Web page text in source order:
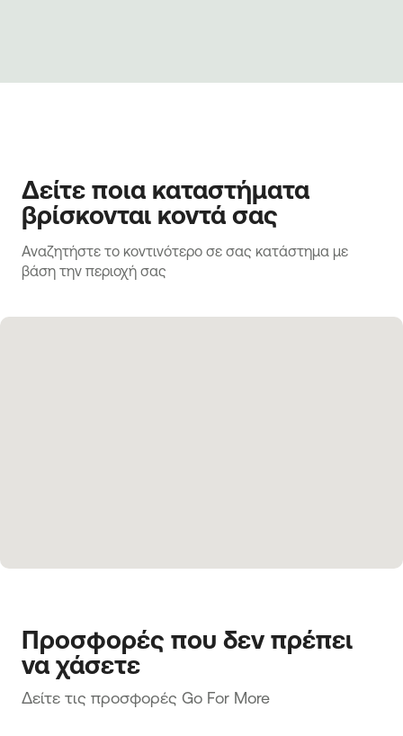
Δείτε ποια καταστήματα
βρίσκονται κοντά σας
Αναζητήστε το κοντινότερο σε σας κατάστημα με
βάση την περιοχή σας
Προσφορές που δεν πρέπει
να χάσετε
Δείτε τις προσφορές Go For More